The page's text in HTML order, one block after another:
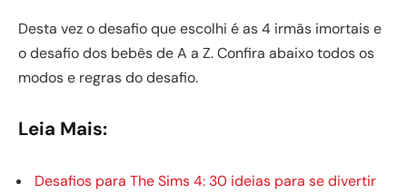
Desta vez o desafio que escolhi é as 4 irmãs imortais e
o desafio dos bebês de A a Z. Confira abaixo todos os
modos e regras do desafio.
Leia Mais:
Desafios para The Sims 4: 30 ideias para se divertir